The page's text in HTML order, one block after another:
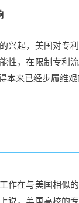
兴起，美国对专
性，在限制专利
本来已经步履维
作在与美国相似
说，美国高校的